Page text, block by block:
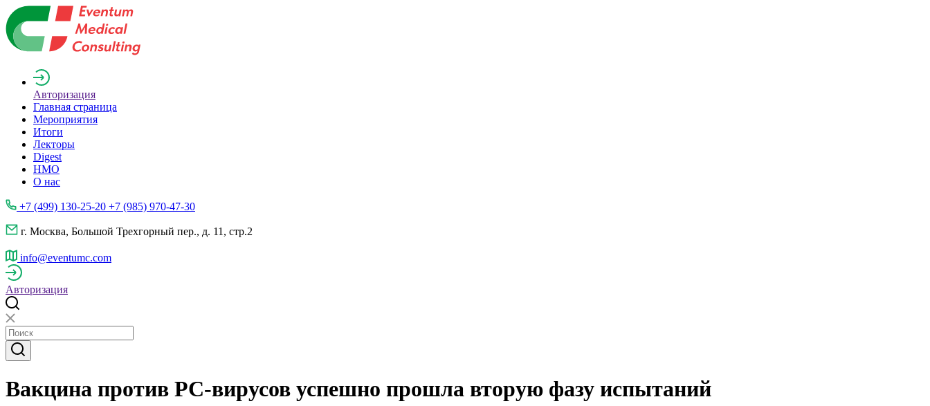
Авторизация
Главная страница
Мероприятия
Итоги
Лекторы
Digest
НМО
О нас
+7 (499) 130-25-20 +7 (985) 970-47-30
г. Москва, Большой Трехгорный пер., д. 11, стр.2
info@eventumc.com
Авторизация
Вакцина против РС-вирусов успешно прошла вторую фазу испытаний